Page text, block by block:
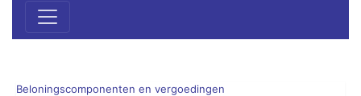
Beloningscomponenten en vergoedingen